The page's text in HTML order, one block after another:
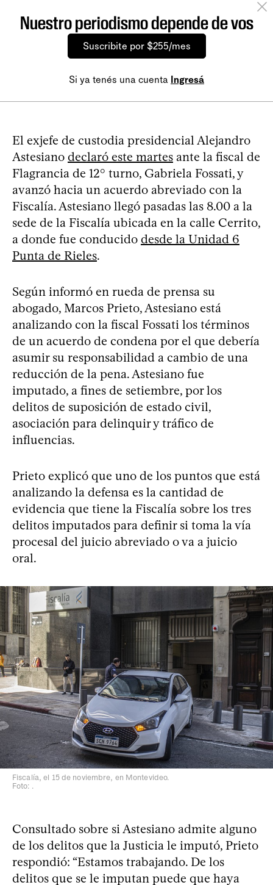
Nuestro periodismo depende de vos
Suscribite por $255/mes
Si ya tenés una cuenta Ingresá
El exjefe de custodia presidencial Alejandro
Astesiano declaró este martes ante la fiscal de
Flagrancia de 12° turno, Gabriela Fossati, y
avanzó hacia un acuerdo abreviado con la
Fiscalía. Astesiano llegó pasadas las 8.00 a la
sede de la Fiscalía ubicada en la calle Cerrito,
a donde fue conducido desde la Unidad 6
Punta de Rieles.
Según informó en rueda de prensa su
abogado, Marcos Prieto, Astesiano está
analizando con la fiscal Fossati los términos
de un acuerdo de condena por el que debería
asumir su responsabilidad a cambio de una
reducción de la pena. Astesiano fue
imputado, a fines de setiembre, por los
delitos de suposición de estado civil,
asociación para delinquir y tráfico de
influencias.
Prieto explicó que uno de los puntos que está
analizando la defensa es la cantidad de
evidencia que tiene la Fiscalía sobre los tres
delitos imputados para definir si toma la vía
procesal del juicio abreviado o va a juicio
oral.
Fiscalía, el 15 de noviembre, en Montevideo.
Foto: .
Consultado sobre si Astesiano admite alguno
de los delitos que la Justicia le imputó, Prieto
respondió: “Estamos trabajando. De los
delitos que se le imputan puede que haya